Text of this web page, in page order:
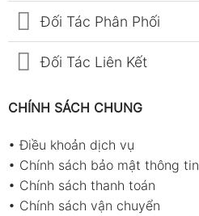
Đối Tác Phân Phối
Đối Tác Liên Kết
CHÍNH SÁCH CHUNG
•Điều khoản dịch vụ
• Chính sách bảo mật thông tin
• Chính sách thanh toán
• Chính sách vận chuyển